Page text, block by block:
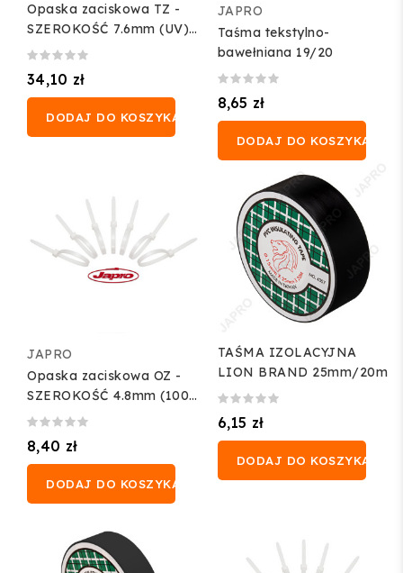
Opaska zaciskowa TZ -
SZEROKOŚĆ 7.6mm (UV)
(100 szt.)
34,10 zł
DODAJ DO KOSZYKA
JAPRO
Taśma tekstylno-
bawełniana 19/20
8,65 zł
DODAJ DO KOSZYKA
JAPRO
Opaska zaciskowa OZ -
SZEROKOŚĆ 4.8mm (100
szt.)
8,40 zł
DODAJ DO KOSZYKA
TAŚMA IZOLACYJNA
LION BRAND 25mm/20m
6,15 zł
DODAJ DO KOSZYKA